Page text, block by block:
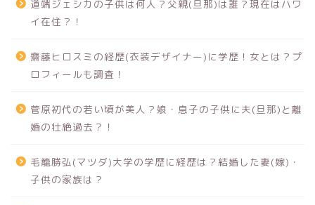
道端ジェシカの子供は何人？父親(旦那)は誰？現在はハワ
イ在住？！
齋藤ヒロスミの経歴(衣装デザイナー)に学歴！女とは？プ
ロフィールも調査！
菅原初代の若い頃が美人？娘・息子の子供に夫(旦那)と離
婚の壮絶過去？！
毛籠勝弘(マツダ)大学の学歴に経歴は？結婚した妻(嫁)・
子供の家族は？